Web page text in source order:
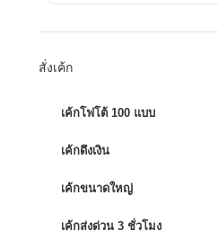
สั่งเค้ก
เค้กโฟโต้ 100 แบบ
เค้กดึงเงิน
เค้กขนาดใหญ่
เค้กส่งด่วน 3 ชั่วโมง